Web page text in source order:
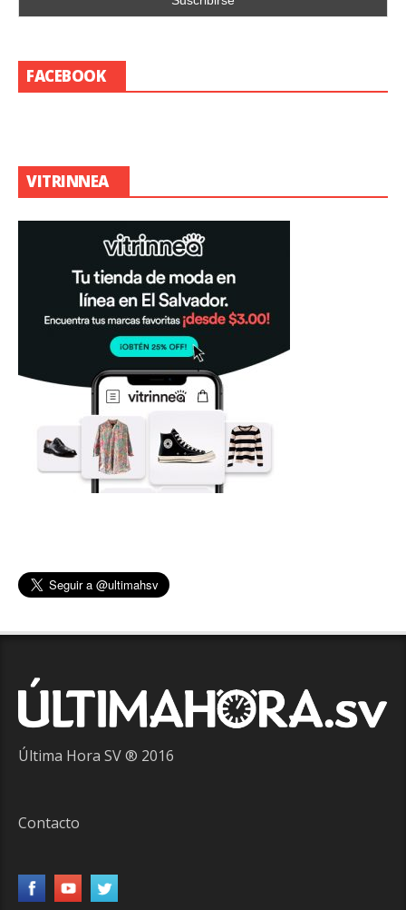
FACEBOOK
VITRINNEA
Última Hora SV ® 2016
Contacto